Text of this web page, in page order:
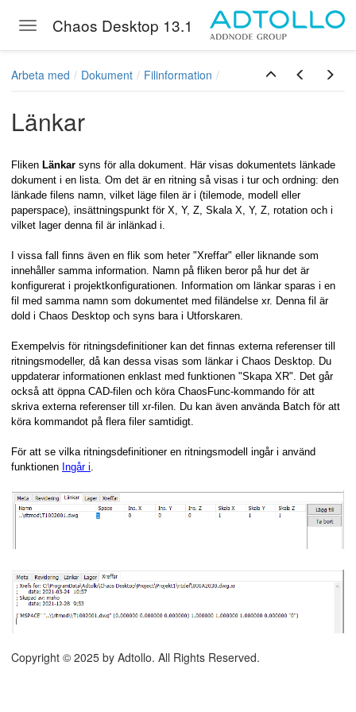
Toggle navigation
Chaos Desktop 13.1
Arbeta med Dokument Filinformation
Länkar
Fliken Länkar syns för alla dokument. Här visas dokumentets länkade
dokument i en lista. Om det är en ritning så visas i tur och ordning: den
länkade filens namn, vilket läge filen är i (tilemode, modell eller
paperspace), insättningspunkt för X, Y, Z, Skala X, Y, Z, rotation och i
vilket lager denna fil är inlänkad i.
I vissa fall finns även en flik som heter "Xreffar" eller liknande som
innehåller samma information. Namn på fliken beror på hur det är
konfigurerat i projektkonfigurationen. Information om länkar sparas i en
fil med samma namn som dokumentet med filändelse xr. Denna fil är
dold i Chaos Desktop och syns bara i Utforskaren.
Exempelvis för ritningsdefinitioner kan det finnas externa referenser till
ritningsmodeller, då kan dessa visas som länkar i Chaos Desktop. Du
uppdaterar informationen enklast med funktionen "Skapa XR". Det går
också att öppna CAD-filen och köra ChaosFunc-kommando för att
skriva externa referenser till xr-filen. Du kan även använda Batch för att
köra kommandot på flera filer samtidigt.
För att se vilka ritningsdefinitioner en ritningsmodell ingår i använd
funktionen Ingår i.
Copyright © 2025 by Adtollo. All Rights Reserved.